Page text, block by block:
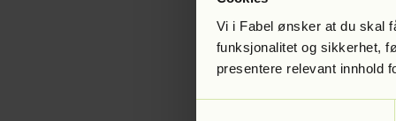
Vi i Fabel ønsker at du skal
funksjonalitet og sikkerhet,
presentere relevant innhold
Application